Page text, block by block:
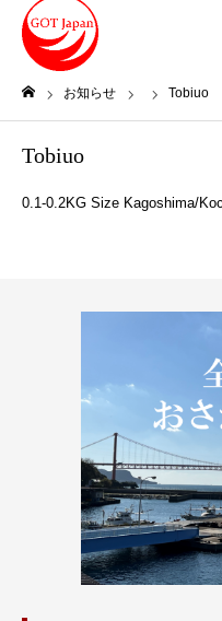
お知らせ Tobiuo
Tobiuo
0.1-0.2KG Size Kagoshima/